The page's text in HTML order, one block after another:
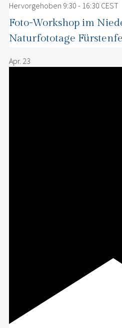
Hervorgehoben 9:30 - 16:30 CEST
Foto-Workshop im
Naturfototage
Apr. 23